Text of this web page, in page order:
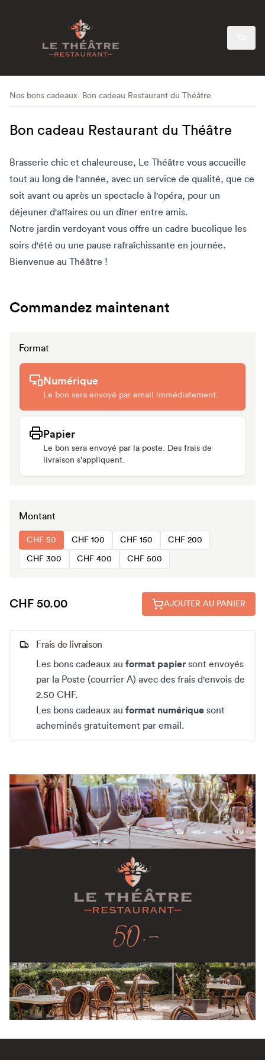
Nos bons cadeaux Bon cadeau Restaurant du Théâtre
Bon cadeau Restaurant du Théâtre
Brasserie chic et chaleureuse, Le Théâtre vous accueille
tout au long de l'année, avec un service de qualité, que ce
soit avant ou après un spectacle à l'opéra, pour un
déjeuner d'affaires ou un dîner entre amis.
Notre jardin verdoyant vous offre un cadre bucolique les
soirs d'été ou une pause rafraîchissante en journée.
Bienvenue au Théâtre !
Commandez maintenant
Format
Numérique
Le bon sera envoyé par email immédiatement.
Papier
Le bon sera envoyé par la poste. Des frais de
livraison s'appliquent.
Montant
CHF 50 CHF 100 CHF 150 CHF 200
CHF 300 CHF 400 CHF 500
CHF 50.00 AJOUTER AU PANIER
Frais de livraison
Les bons cadeaux au format papier sont envoyés
par la Poste (courrier A) avec des frais d'envois de
2.50 CHF.
Les bons cadeaux au format numérique sont
acheminés gratuitement par email.